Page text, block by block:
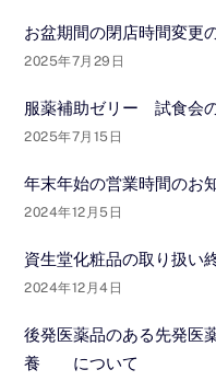
お盆期間の閉店時間変更
2025年7月29日
服薬補助ゼリー 試食会
2025年7月15日
年末年始の営業時間のお
2024年12月5日
資生堂化粧品の取り扱い
2024年12月4日
後発医薬品のある先発医
養 について